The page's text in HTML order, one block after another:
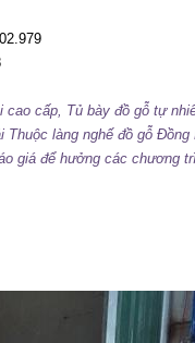
cao cấp, Tủ bày đồ gỗ tự
làng nghế đồ gỗ
giá để hưởng các chương